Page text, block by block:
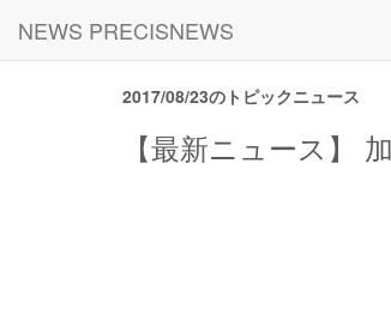
NEWS PRECISNEWS
2017/08/23のトピックニュース
【最新ニュース】